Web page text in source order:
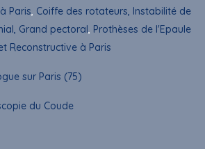
Paris, Coiffe des rotateurs, Instabilité de
Grand pectoral, Prothèses de l'Epaule
Reconstructive à Paris
sur Paris (75)
du Coude